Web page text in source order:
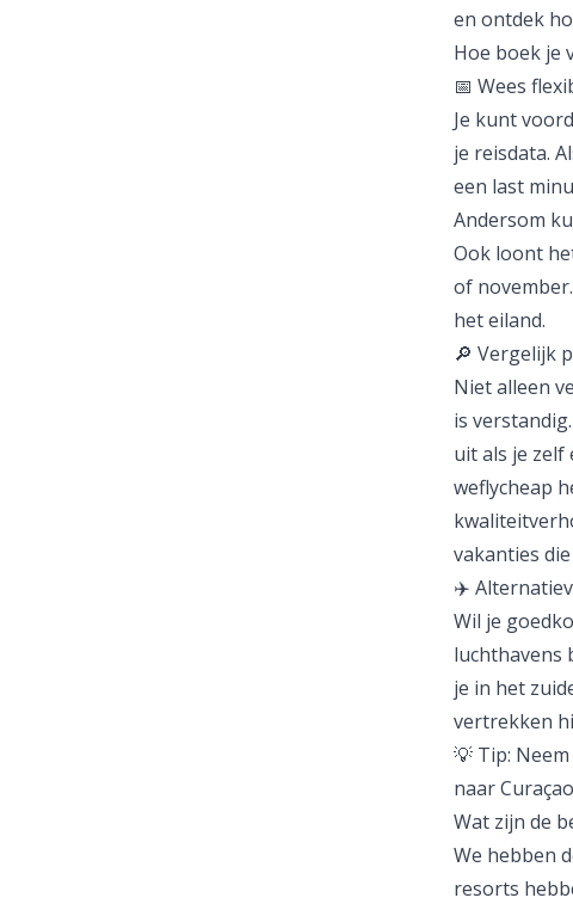
en ontdek
Hoe boek je
📅 Wees
Je kunt
je reisdata.
een last
Andersom
Ook loont
of
het eiland.
🔎 Vergelijk
Niet alleen
is
uit als je zelf
weflycheap
vakanties
✈️
Wil je
luchthavens
je in het
vertrekken
💡 Tip:
naar
Wat zijn de
We hebben
resorts